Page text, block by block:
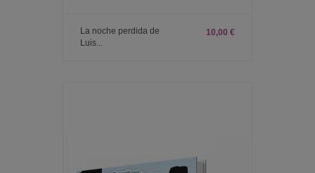
La noche perdida de
Luis...
10,00 €